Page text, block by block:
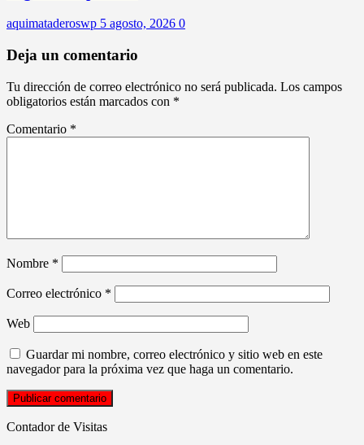
aquimataderoswp 5 agosto, 2026 0
Deja un comentario
Tu dirección de correo electrónico no será publicada. Los campos
obligatorios están marcados con *
Comentario *
Nombre *
Correo electrónico *
Web
Guardar mi nombre, correo electrónico y sitio web en este
navegador para la próxima vez que haga un comentario.
Contador de Visitas